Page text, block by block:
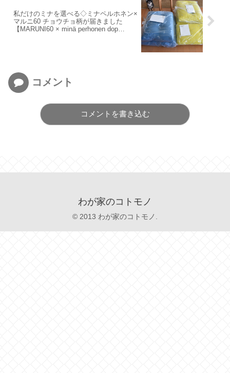
私だけのミナを選べる◇ミナペルホネン×
マルニ60 チョウチョ柄が届きました
【MARUNI60 × minä perhonen dop
コメント
コメントを書き込む
わが家のコトモノ
© 2013 わが家のコトモノ.